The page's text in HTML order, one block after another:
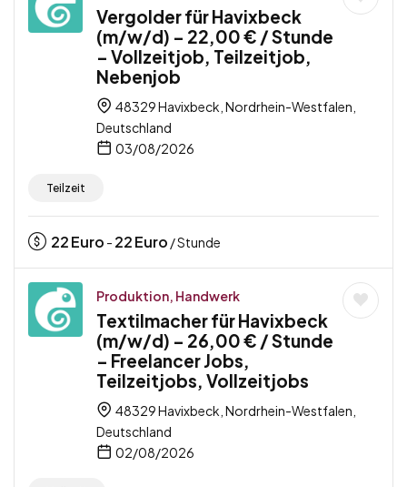
Vergolder für Havixbeck
(m/w/d) – 22,00 € / Stunde
– Vollzeitjob, Teilzeitjob,
Nebenjob
48329 Havixbeck, Nordrhein-Westfalen,
Deutschland
03/08/2026
Teilzeit
22Euro - 22Euro / Stunde
Produktion, Handwerk
Textilmacher für Havixbeck
(m/w/d) – 26,00 € / Stunde
– Freelancer Jobs,
Teilzeitjobs, Vollzeitjobs
48329 Havixbeck, Nordrhein-Westfalen,
Deutschland
02/08/2026